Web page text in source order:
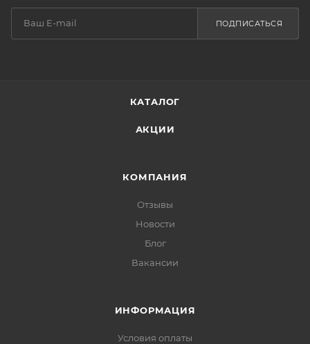
ПОДПИСАТЬСЯ
КАТАЛОГ
АКЦИИ
КОМПАНИЯ
Отзывы
Новости
Блог
Вакансии
ИНФОРМАЦИЯ
Условия оплаты